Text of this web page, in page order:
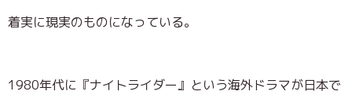
着実に現実のものになっている。
1980年代に『ナイトライダー』という海外ドラマが日本で